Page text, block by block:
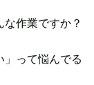
作業ですか？
」って悩んでる